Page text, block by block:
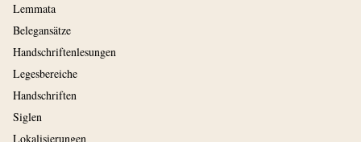
Lemmata
Belegansätze
Handschriftenlesungen
Legesbereiche
Handschriften
Siglen
Lokalisierungen